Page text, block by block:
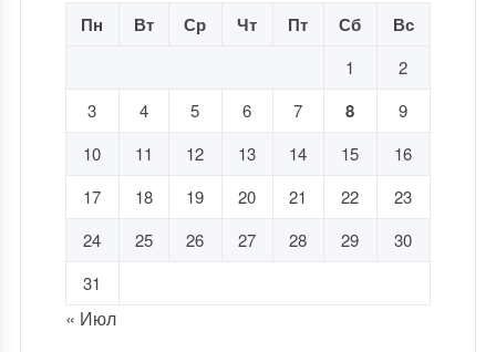
Пн Вт Ср Чт Пт Сб Вс
1
2
3
4 5 6 7 8
9
10
11 12 13 14 15
16
17
18 19 20 21 22
23
24
25 26 27 28 29
30
31
« Июл